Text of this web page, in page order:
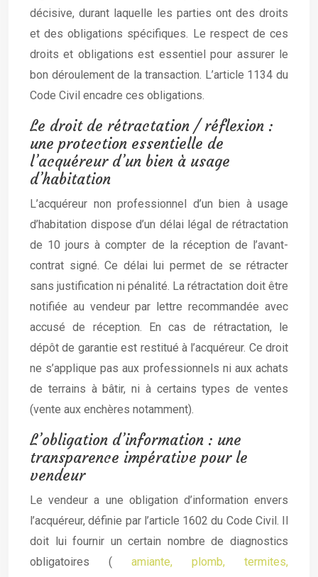
décisive, durant laquelle les parties ont des droits
et des obligations spécifiques. Le respect de ces
droits et obligations est essentiel pour assurer le
bon déroulement de la transaction. L’article 1134 du
Code Civil encadre ces obligations.
Le droit de rétractation / réflexion :
une protection essentielle de
l’acquéreur d’un bien à usage
d’habitation
L’acquéreur non professionnel d’un bien à usage
d’habitation dispose d’un délai légal de rétractation
de 10 jours à compter de la réception de l’avant-
contrat signé. Ce délai lui permet de se rétracter
sans justification ni pénalité. La rétractation doit être
notifiée au vendeur par lettre recommandée avec
accusé de réception. En cas de rétractation, le
dépôt de garantie est restitué à l’acquéreur. Ce droit
ne s’applique pas aux professionnels ni aux achats
de terrains à bâtir, ni à certains types de ventes
(vente aux enchères notamment).
L’obligation d’information : une
transparence impérative pour le
vendeur
Le vendeur a une obligation d’information envers
l’acquéreur, définie par l’article 1602 du Code Civil. Il
doit lui fournir un certain nombre de diagnostics
obligatoires ( amiante, plomb, termites,